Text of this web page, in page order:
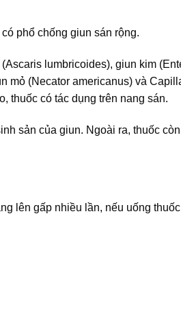
phổ chống giun sán rộng.
lumbricoides), giun kim
mỏ (Necator americanus) và
thuốc có tác dụng trên nang sán.
sản của giun. Ngoài ra, thuốc
lên gấp nhiều lần, nếu uống